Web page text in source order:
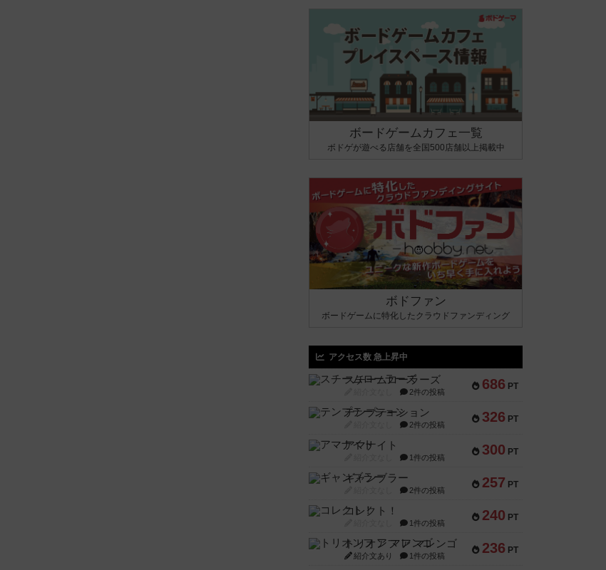
ボードゲームカフェ一覧
ボドゲが遊べる店舗を全国500店舗以上掲載中
ボドファン
ボードゲームに特化したクラウドファンディング
アクセス数 急上昇中
686 PT
スチームローラーズ
2件の投稿
326 PT
テンプテーション
2件の投稿
300 PT
アマナイト
1件の投稿
257 PT
ギャンブラー
2件の投稿
240 PT
コレクト！
1件の投稿
236 PT
トリオンフ ア マレンゴ
紹介文あり 1件の投稿